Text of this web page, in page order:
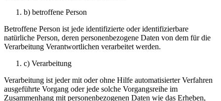
b) betroffene Person
Betroffene Person ist jede identifizierte oder identifizierbare
natürliche Person, deren personenbezogene Daten von dem für die
Verarbeitung Verantwortlichen verarbeitet werden.
c) Verarbeitung
Verarbeitung ist jeder mit oder ohne Hilfe automatisierter Verfahren
ausgeführte Vorgang oder jede solche Vorgangsreihe im
Zusammenhang mit personenbezogenen Daten wie das Erheben,